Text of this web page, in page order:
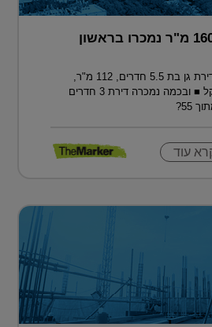
שתי דירות של 160 מ"ר נמכרו בראשון
וגם: בעפולה נמכרה דירת גן בת 5.5 חדרים, 112 מ"ר,
תמורת 1.45 מיליון שקל ■ ובכמה נמכרה דירת 3 חדרים
עוד